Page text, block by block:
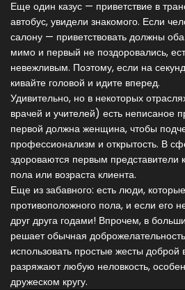
Еще один казус — приветствие в
автобус, увидели знакомого. Если
салону — приветствовать должны
мимо и первый не поздоровались,
невежливым. Поэтому, если на
кивайте головой и идите вперед.
Удивительно, но в некоторых
врачей и учителей) есть неписаное
первой должна женщина, чтобы
профессионализм и открытость. В
здороваются первым представители
пола или возраста клиента.
Еще из забавного: есть люди,
противоположного пола, и если его
друг друга годами! Впрочем, в
решает обычная
использовать простые жесты
разряжают любую неловкость,
дружеском кругу.